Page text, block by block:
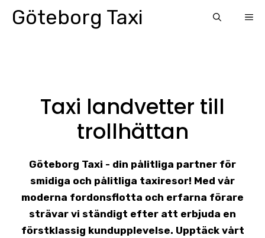
SkipGöteborg Taxi
Taxi landvetter till
trollhättan
Göteborg Taxi - din pålitliga partner för
smidiga och pålitliga taxiresor! Med vår
moderna fordonsflotta och erfarna förare
strävar vi ständigt efter att erbjuda en
förstklassig kundupplevelse. Upptäck vårt